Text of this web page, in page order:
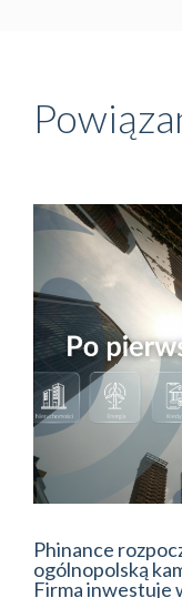
Phinance
ogólnopolską
Firma inwestuje